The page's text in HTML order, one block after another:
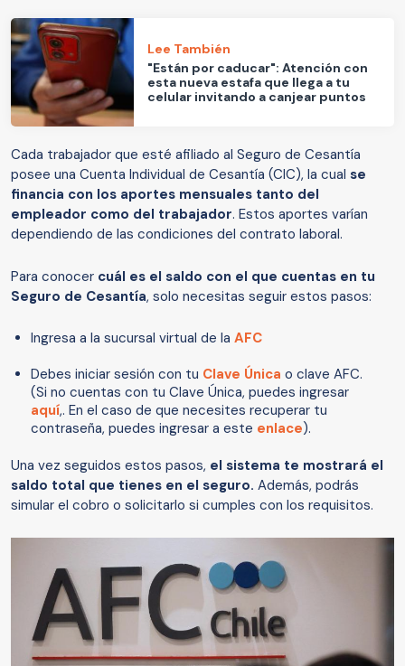
Lee También
"Están por caducar": Atención con
esta nueva estafa que llega a tu
celular invitando a canjear puntos
Cada trabajador que esté afiliado al Seguro de Cesantía
posee una Cuenta Individual de Cesantía (CIC), la cual se
financia con los aportes mensuales tanto del
empleador como del trabajador. Estos aportes varían
dependiendo de las condiciones del contrato laboral.
Para conocer cuál es el saldo con el que cuentas en tu
Seguro de Cesantía, solo necesitas seguir estos pasos:
Ingresa a la sucursal virtual de la AFC
Debes iniciar sesión con tu Clave Única o clave AFC.
(Si no cuentas con tu Clave Única, puedes ingresar
aquí,. En el caso de que necesites recuperar tu
contraseña, puedes ingresar a este enlace).
Una vez seguidos estos pasos, el sistema te mostrará el
saldo total que tienes en el seguro. Además, podrás
simular el cobro o solicitarlo si cumples con los requisitos.